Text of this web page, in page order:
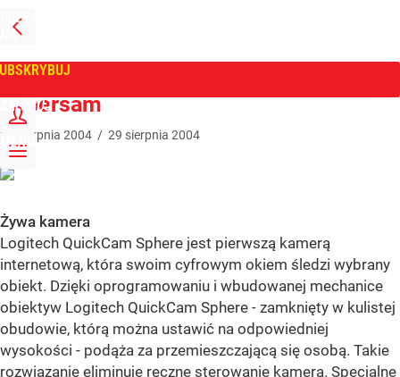
PRZEJDŹ
NA
GŁÓWNĄ
ZALOGUJ
MENU
Tygodnik Wprost
Supersam
29 sierpnia 2004 / 29 sierpnia 2004
Żywa kamera
Logitech QuickCam Sphere jest pierwszą kamerą
internetową, która swoim cyfrowym okiem śledzi wybrany
obiekt. Dzięki oprogramowaniu i wbudowanej mechanice
obiektyw Logitech QuickCam Sphere - zamknięty w kulistej
obudowie, którą można ustawić na odpowiedniej
wysokości - podąża za przemieszczającą się osobą. Takie
rozwiązanie eliminuje ręczne sterowanie kamerą. Specjalne